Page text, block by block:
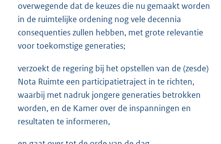
overwegende dat de keuzes die nu gemaakt worden
in de ruimtelijke ordening nog vele decennia
consequenties zullen hebben, met grote relevantie
voor toekomstige generaties;
verzoekt de regering bij het opstellen van de (zesde)
Nota Ruimte een participatietraject in te richten,
waarbij met nadruk jongere generaties betrokken
worden, en de Kamer over de inspanningen en
resultaten te informeren,